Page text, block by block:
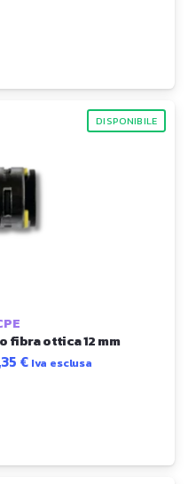
DISPONIBILE
fibra ottica 12 mm
€ Iva esclusa